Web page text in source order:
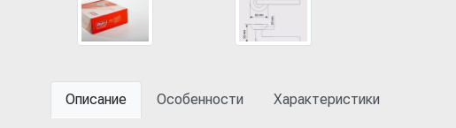
Описание Особенности Характеристики